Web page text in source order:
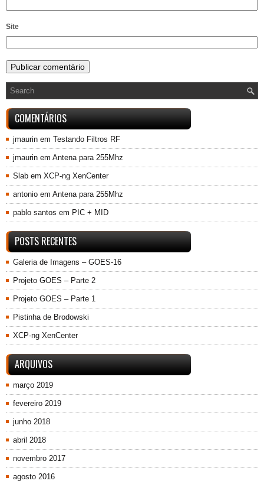
Site
COMENTÁRIOS
jmaurin em Testando Filtros RF
jmaurin em Antena para 255Mhz
Slab em XCP-ng XenCenter
antonio em Antena para 255Mhz
pablo santos em PIC + MID
POSTS RECENTES
Galeria de Imagens – GOES-16
Projeto GOES – Parte 2
Projeto GOES – Parte 1
Pistinha de Brodowski
XCP-ng XenCenter
ARQUIVOS
março 2019
fevereiro 2019
junho 2018
abril 2018
novembro 2017
agosto 2016